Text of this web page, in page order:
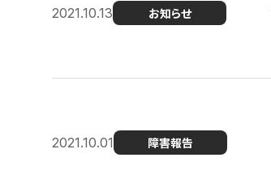
2021.10.13 お知らせ
2021.10.01 障害報告